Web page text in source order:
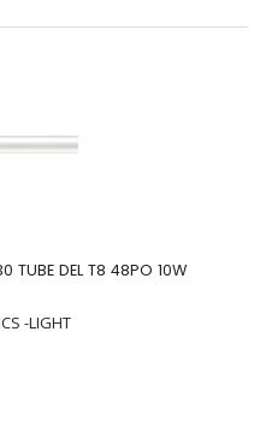
TUBE DEL T8 48PO 10W
-LIGHT